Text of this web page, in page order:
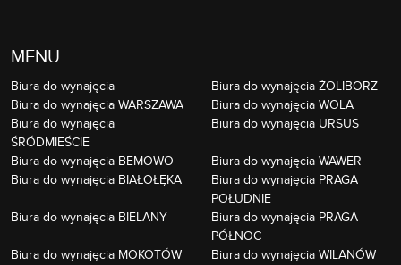
MENU
Biura do wynajęcia
Biura do wynajęcia ŻOLIBORZ
Biura do wynajęcia WARSZAWA
Biura do wynajęcia WOLA
Biura do wynajęcia
ŚRÓDMIEŚCIE
Biura do wynajęcia URSUS
Biura do wynajęcia BEMOWO
Biura do wynajęcia WAWER
Biura do wynajęcia BIAŁOŁĘKA
Biura do wynajęcia PRAGA
POŁUDNIE
Biura do wynajęcia BIELANY
Biura do wynajęcia PRAGA
PÓŁNOC
Biura do wynajęcia MOKOTÓW
Biura do wynajęcia WILANÓW